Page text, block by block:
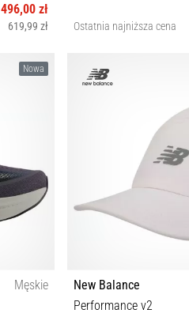
496,00 zł
619,99 zł Ostatnia najniższa cena
Nowa
Męskie
New Balance
Performance v2